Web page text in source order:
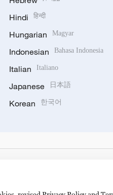
Hindi हिन्दी
Hungarian Magyar
Indonesian Bahasa Indonesia
Italian Italiano
Japanese 日本語
Korean 한국어